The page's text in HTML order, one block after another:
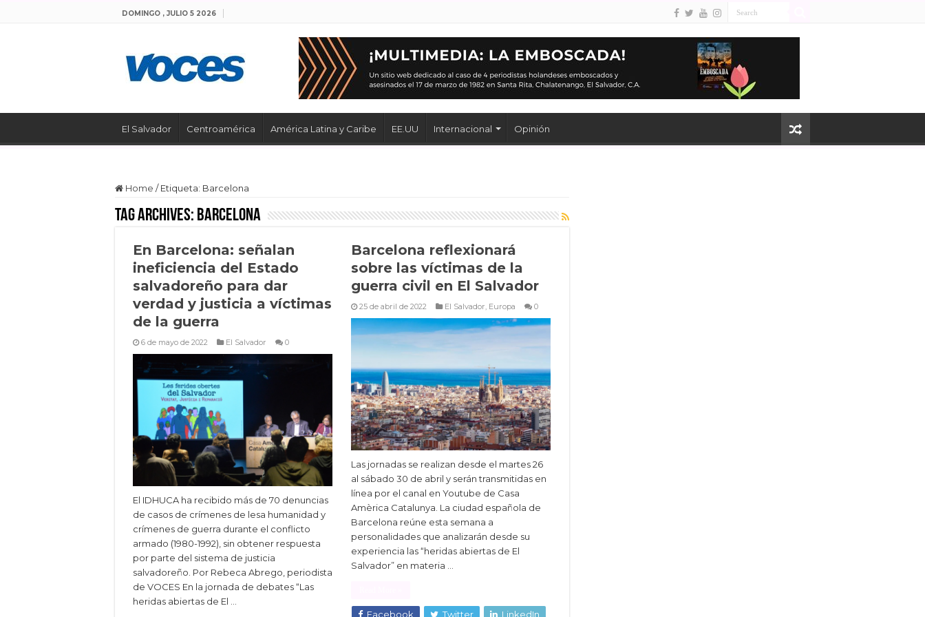
DOMINGO , JULIO 5 2026
El Salvador Centroamérica América Latina y Caribe EE.UU Internacional Opinión
Home / Etiqueta: Barcelona
Tag Archives: Barcelona
En Barcelona: señalan
ineficiencia del Estado
salvadoreño para dar
verdad y justicia a víctimas
de la guerra
6 de mayo de 2022 El Salvador 0
El IDHUCA ha recibido más de 70 denuncias
de casos de crímenes de lesa humanidad y
crímenes de guerra durante el conflicto
armado (1980-1992), sin obtener respuesta
por parte del sistema de justicia
salvadoreño. Por Rebeca Abrego, periodista
de VOCES En la jornada de debates “Las
heridas abiertas de El …
Barcelona reflexionará
sobre las víctimas de la
guerra civil en El Salvador
25 de abril de 2022 El Salvador, Europa 0
Las jornadas se realizan desde el martes 26
al sábado 30 de abril y serán transmitidas en
línea por el canal en Youtube de Casa
Amèrica Catalunya. La ciudad española de
Barcelona reúne esta semana a
personalidades que analizarán desde su
experiencia las “heridas abiertas de El
Salvador” en materia …
Facebook Twitter LinkedIn